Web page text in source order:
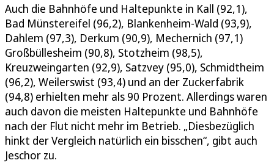
Auch die Bahnhöfe und Haltepunkte in Kall (92,1),
Bad Münstereifel (96,2), Blankenheim-Wald (93,9),
Dahlem (97,3), Derkum (90,9), Mechernich (97,1)
Großbüllesheim (90,8), Stotzheim (98,5),
Kreuzweingarten (92,9), Satzvey (95,0), Schmidtheim
(96,2), Weilerswist (93,4) und an der Zuckerfabrik
(94,8) erhielten mehr als 90 Prozent. Allerdings waren
auch davon die meisten Haltepunkte und Bahnhöfe
nach der Flut nicht mehr im Betrieb. „Diesbezüglich
hinkt der Vergleich natürlich ein bisschen“, gibt auch
Jeschor zu.